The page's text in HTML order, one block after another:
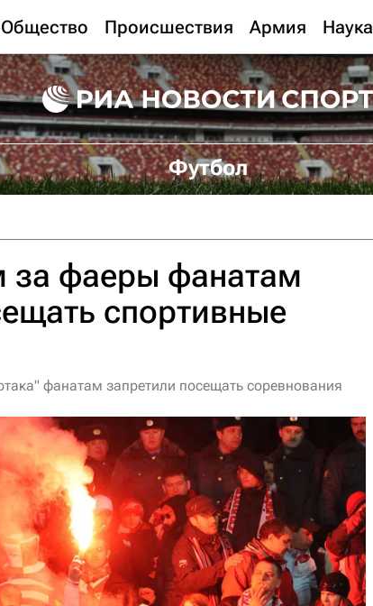
Общество Происшествия Армия Наука
Футбол
за фаеры фанатам
спортивные
фанатам запретили посещать соревнования